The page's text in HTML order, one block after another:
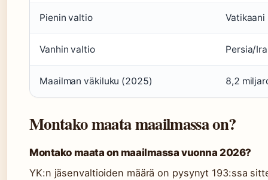
Pienin valtio Vatikaani
Vanhin valtio Persia/
Maailman väkiluku (2025) 8,2
Montako maata maailmassa on?
Montako maata on maailmassa vuonna 2026?
YK:n jäsenvaltioiden määrä on pysynyt 193:ssa